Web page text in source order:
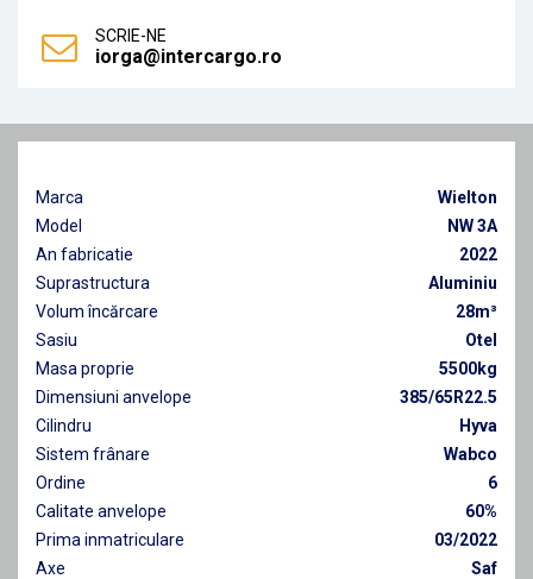
SCRIE-NE
iorga@intercargo.ro
Marca
Wielton
Model
NW 3A
An fabricatie
2022
Suprastructura
Aluminiu
Volum încărcare
28m³
Sasiu
Otel
Masa proprie
5500kg
Dimensiuni anvelope
385/65R22.5
Cilindru
Hyva
Sistem frânare
Wabco
Ordine
6
Calitate anvelope
60%
Prima inmatriculare
03/2022
Axe
Saf